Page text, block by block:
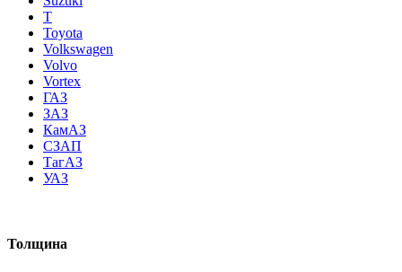
T
Toyota
Volkswagen
Volvo
Vortex
ГАЗ
ЗАЗ
КамАЗ
СЗАП
ТагАЗ
УАЗ
Толщина